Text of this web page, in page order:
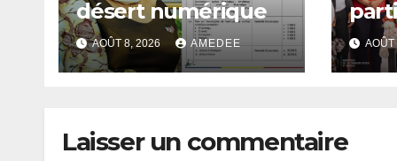
désert numérique
AOÛT 8, 2026 AMEDEE
de
Laisser un commentaire